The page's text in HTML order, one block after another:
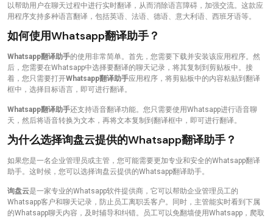
以帮助用户在聊天过程中进行实时翻译，从而消除语言障碍，加强交流。这款应
用程序支持多种语言翻译，包括英语、法语、德语、意大利语、西班牙语等。
如何使用Whatsapp翻译助手？
Whatsapp翻译助手的使用非常简单。首先，您需要下载并安装该应用程序。然
后，您需要在Whatsapp中选择要翻译的聊天记录，将其复制到剪贴板中。接
着，您只需要打开Whatsapp翻译助手应用程序，将剪贴板中的内容粘贴到翻译
框中，选择目标语言，即可进行翻译。
Whatsapp翻译助手还支持语音翻译功能。您只需要使用Whatsapp进行语音聊
天，然后将语音转换为文本，再将文本复制到翻译框中，即可进行翻译。
为什么选择询盘云提供的Whatsapp翻译助手？
如果您是一名企业管理员或主管，您可能需要更加专业和安全的Whatsapp翻译
助手。这时候，您可以选择询盘云提供的Whatsapp翻译助手。
询盘云是一家专业的Whatsapp软件提供商，它可以帮助企业管理员工的
Whatsapp客户和聊天记录，防止员工离职丢客户。同时，主管能实时看到下属
的Whatsapp聊天内容，及时辅导和纠错。员工可以免翻墙使用Whatsapp，爬取